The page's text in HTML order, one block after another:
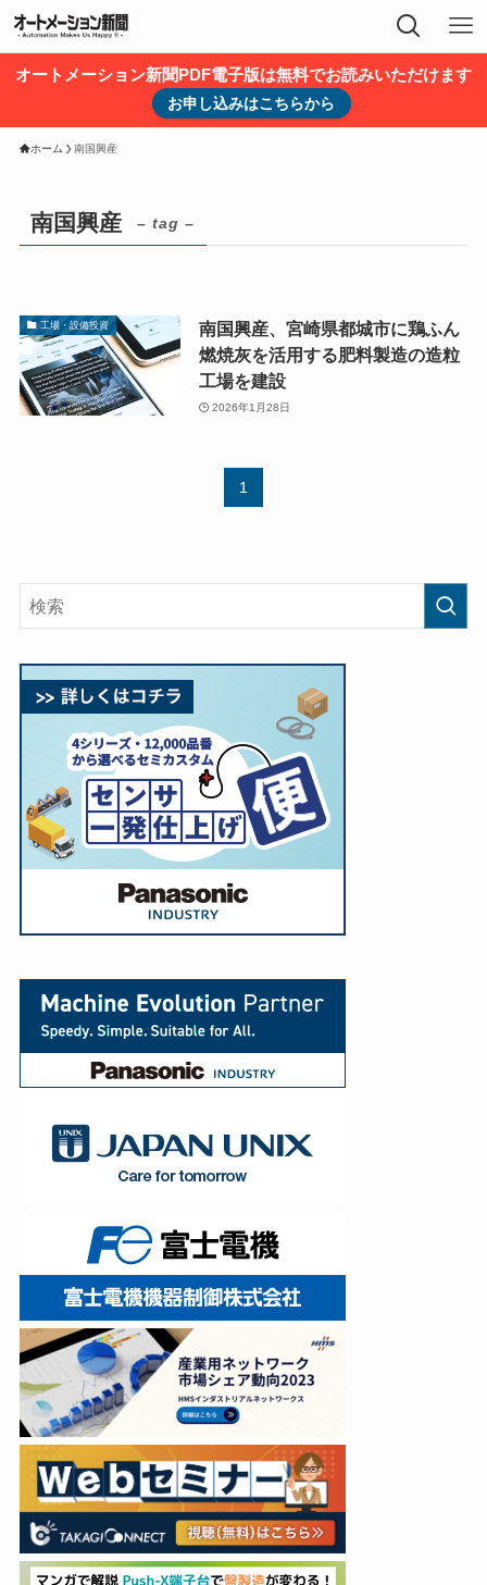
オートメーション新聞PDF電子版は無料でお読みいただけます
お申し込みはこちらから
ホーム 南国興産
南国興産 – tag –
工場・設備投資
南国興産、宮崎県都城市に鶏ふん
燃焼灰を活用する肥料製造の造粒
工場を建設
2026年1月28日
1